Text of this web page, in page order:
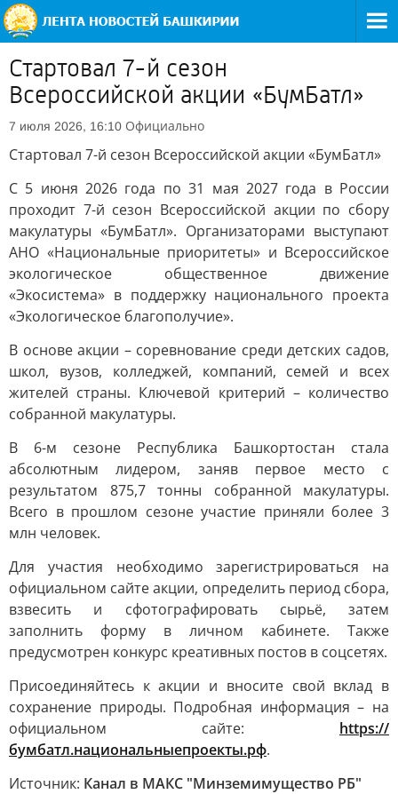
Стартовал 7-й сезон
Всероссийской акции «БумБатл»
7 июля 2026, 16:10 Официально
Стартовал 7-й сезон Всероссийской акции «БумБатл»
С 5 июня 2026 года по 31 мая 2027 года в России
проходит 7-й сезон Всероссийской акции по сбору
макулатуры «БумБатл». Организаторами выступают
АНО «Национальные приоритеты» и Всероссийское
экологическое общественное движение
«Экосистема» в поддержку национального проекта
«Экологическое благополучие».
В основе акции – соревнование среди детских садов,
школ, вузов, колледжей, компаний, семей и всех
жителей страны. Ключевой критерий – количество
собранной макулатуры.
В 6-м сезоне Республика Башкортостан стала
абсолютным лидером, заняв первое место с
результатом 875,7 тонны собранной макулатуры.
Всего в прошлом сезоне участие приняли более 3
млн человек.
Для участия необходимо зарегистрироваться на
официальном сайте акции, определить период сбора,
взвесить и сфотографировать сырьё, затем
заполнить форму в личном кабинете. Также
предусмотрен конкурс креативных постов в соцсетях.
Присоединяйтесь к акции и вносите свой вклад в
сохранение природы. Подробная информация – на
официальном сайте: https://
бумбатл.национальныепроекты.рф.
Источник: Канал в МАКС "Минземимущество РБ"